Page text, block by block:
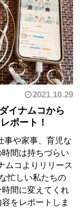
2021.10.29
イナムコから
ポート！
事や家事、育児な
間は持ちづらい
ムコよりリリース
忙しい私たちの
間に変えてくれ
をレポートしま